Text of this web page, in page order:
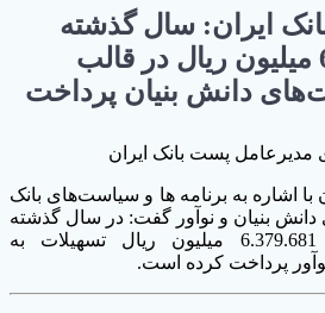
ایران: سال گذشته
بیش از 6.379.681 میلیون ریال در قالب
دانش بنیان پرداخت
اشاره به برنامه ها و سیاست‌های بانک
بنیان و نوآور گفت: در سال گذشته
پست بانک ایران مبلغ 6.379.681 میلیون ریال تسهیلات به
پرداخت کرده است.